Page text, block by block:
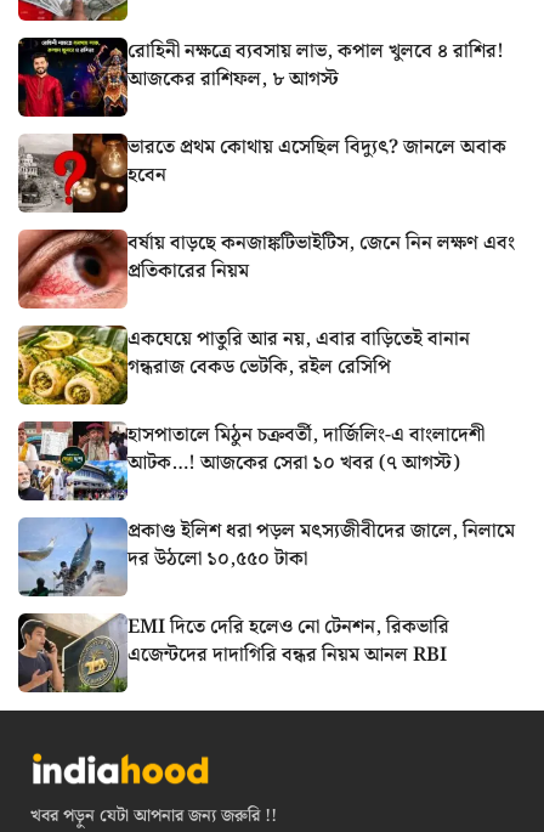
রোহিনী নক্ষত্রে ব্যবসায় লাভ, কপাল খুলবে ৪ রাশির!
আজকের রাশিফল, ৮ আগস্ট
ভারতে প্রথম কোথায় এসেছিল বিদ্যুৎ? জানলে অবাক
হবেন
বর্ষায় বাড়ছে কনজাঙ্কটিভাইটিস, জেনে নিন লক্ষণ এবং
প্রতিকারের নিয়ম
একঘেয়ে পাতুরি আর নয়, এবার বাড়িতেই বানান
গন্ধরাজ বেকড ভেটকি, রইল রেসিপি
হাসপাতালে মিঠুন চক্রবর্তী, দার্জিলিং-এ বাংলাদেশী
আটক…! আজকের সেরা ১০ খবর (৭ আগস্ট)
প্রকাণ্ড ইলিশ ধরা পড়ল মৎস্যজীবীদের জালে, নিলামে
দর উঠলো ১০,৫৫০ টাকা
EMI দিতে দেরি হলেও নো টেনশন, রিকভারি
এজেন্টদের দাদাগিরি বন্ধর নিয়ম আনল RBI
খবর পড়ুন যেটা আপনার জন্য জরুরি !!